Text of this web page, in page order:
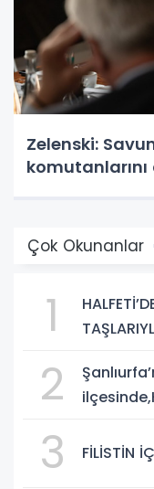
Zelenski:
Çok Okunanlar
1
2
3 FİLİSTİN